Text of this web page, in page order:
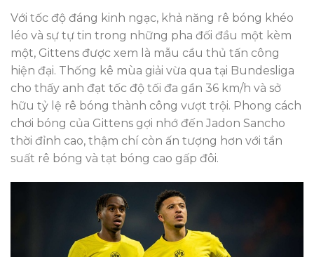
Với tốc độ đáng kinh ngạc, khả năng rê bóng khéo
léo và sự tự tin trong những pha đối đầu một kèm
một, Gittens được xem là mẫu cầu thủ tấn công
hiện đại. Thống kê mùa giải vừa qua tại Bundesliga
cho thấy anh đạt tốc độ tối đa gần 36 km/h và sở
hữu tỷ lệ rê bóng thành công vượt trội. Phong cách
chơi bóng của Gittens gợi nhớ đến Jadon Sancho
thời đỉnh cao, thậm chí còn ấn tượng hơn với tần
suất rê bóng và tạt bóng cao gấp đôi.